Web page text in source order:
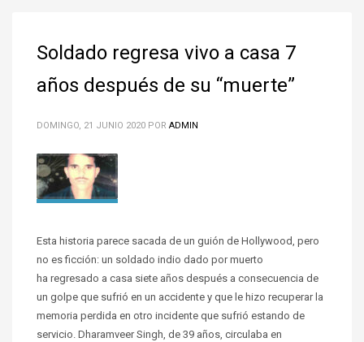
Soldado regresa vivo a casa 7
años después de su “muerte”
DOMINGO, 21 JUNIO 2020 POR ADMIN
Esta historia parece sacada de un guión de Hollywood, pero
no es ficción: un soldado indio dado por muerto
ha regresado a casa siete años después a consecuencia de
un golpe que sufrió en un accidente y que le hizo recuperar la
memoria perdida en otro incidente que sufrió estando de
servicio. Dharamveer Singh, de 39 años, circulaba en